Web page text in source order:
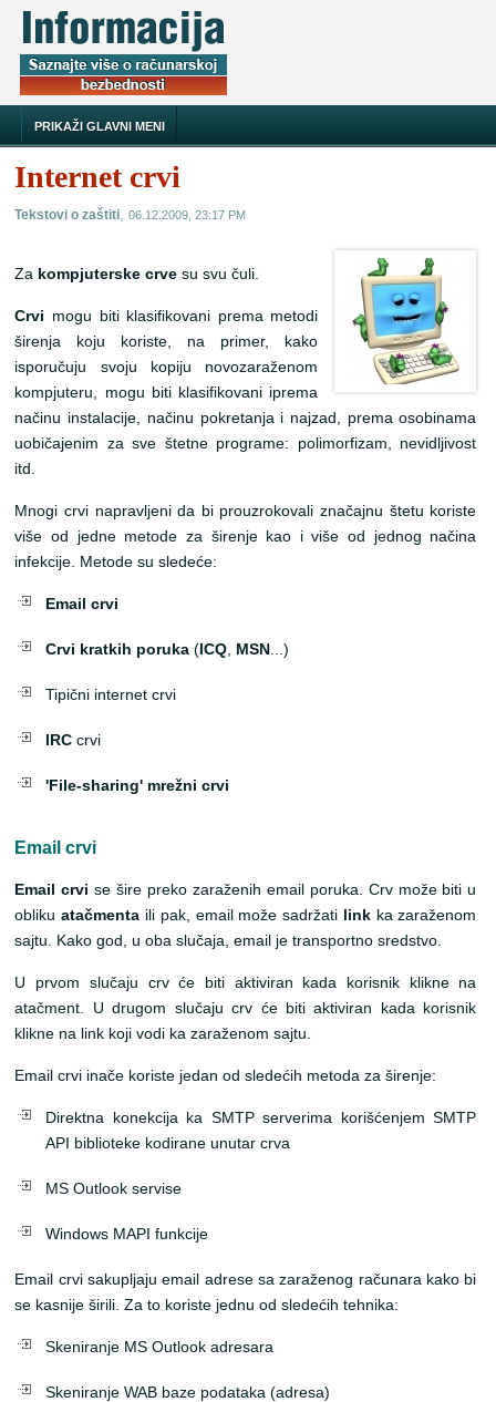
PRIKAŽI GLAVNI MENI
Internet crvi
Tekstovi o zaštiti,06.12.2009, 23:17 PM
Za kompjuterske crve su svu čuli.
Crvi mogu biti klasifikovani prema metodi
širenja koju koriste, na primer, kako
isporučuju svoju kopiju novozaraženom
kompjuteru, mogu biti klasifikovani iprema
načinu instalacije, načinu pokretanja i najzad, prema osobinama
uobičajenim za sve štetne programe: polimorfizam, nevidljivost
itd.
Mnogi crvi napravljeni da bi prouzrokovali značajnu štetu koriste
više od jedne metode za širenje kao i više od jednog načina
infekcije. Metode su sledeće:
Email crvi
Crvi kratkih poruka ( ICQ, MSN ...)
Tipični internet crvi
IRC crvi
'File-sharing' mrežni crvi
Email crvi
Email crvi se šire preko zaraženih email poruka. Crv može biti u
oblikuatačmenta ili pak, email može sadržati linkka zaraženom
sajtu. Kako god, u oba slučaja, email je transportno sredstvo.
U prvom slučaju crv će biti aktiviran kada korisnik klikne na
atačment. U drugom slučaju crv će biti aktiviran kada korisnik
klikne na link koji vodi ka zaraženom sajtu.
Email crvi inače koriste jedan od sledećih metoda za širenje:
Direktna konekcija ka SMTP serverima korišćenjem SMTP
API biblioteke kodirane unutar crva
MS Outlook servise
Windows MAPI funkcije
Email crvi sakupljaju email adrese sa zaraženog računara kako bi
se kasnije širili.Za to koriste jednu od sledećih tehnika:
Skeniranje MS Outlook adresara
Skeniranje WAB baze podataka (adresa)